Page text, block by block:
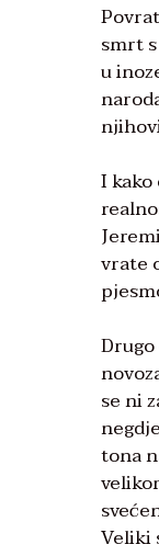
smrt
u
I
vrate
se ni
tona
Veliki